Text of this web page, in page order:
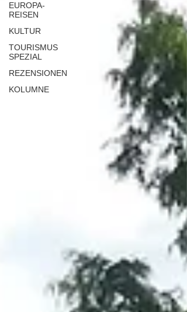
EUROPA-
REISEN
KULTUR
TOURISMUS
SPEZIAL
REZENSIONEN
KOLUMNE